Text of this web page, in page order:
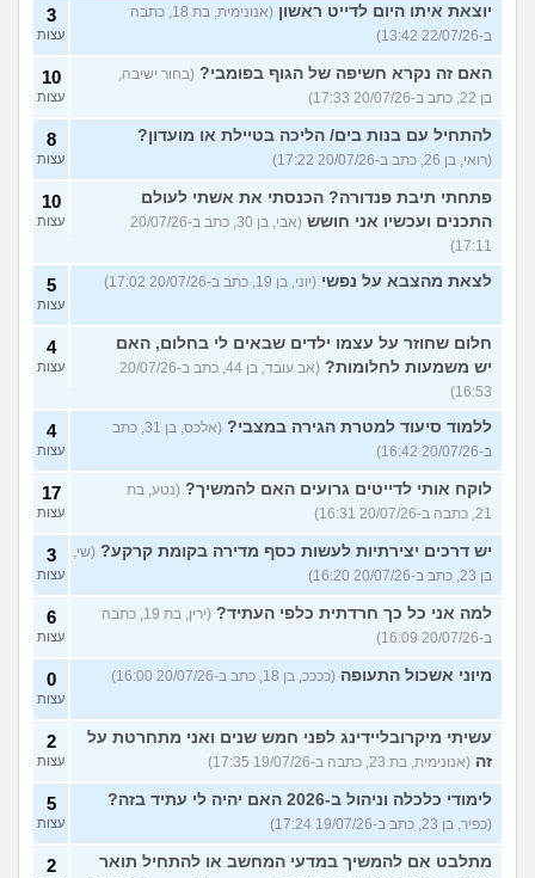
יוצאת איתו היום לדייט ראשון
(אנונימית, בת 18, כתבה
ב-22/07/26 13:42)
3
עצות
האם זה נקרא חשיפה של הגוף בפומבי? (בחור ישיבה,
בן 22, כתב ב-20/07/26 17:33)
10
עצות
להתחיל עם בנות בים/ הליכה בטיילת או מועדון?
(רואי, בן 26, כתב ב-20/07/26 17:22)
8
עצות
פתחתי תיבת פנדורה? הכנסתי את אשתי לעולם
התכנים ועכשיו אני חושש
(אבי, בן 30, כתב ב-20/07/26
17:11)
10
עצות
לצאת מהצבא על נפשי (יוני, בן 19, כתב ב-20/07/26 17:02) 5
עצות
חלום שחוזר על עצמו ילדים שבאים לי בחלום, האם
יש משמעות לחלומות?
(אב עובד, בן 44, כתב ב-20/07/26
16:53)
4
עצות
ללמוד סיעוד למטרת הגירה במצבי?
(אלכס, בן 31, כתב
ב-20/07/26 16:42)
4
עצות
לוקח אותי לדייטים גרועים האם להמשיך? (נטע, בת
21, כתבה ב-20/07/26 16:31)
17
עצות
יש דרכים יצירתיות לעשות כסף מדירה בקומת קרקע? (שי,
בן 23, כתב ב-20/07/26 16:20)
3
עצות
למה אני כל כך חרדתית כלפי העתיד?
(ירין, בת 19, כתבה
ב-20/07/26 16:09)
6
עצות
מיוני אשכול התעופה (ככככ, בן 18, כתב ב-20/07/26 16:00) 0
עצות
עשיתי מיקרובליידינג לפני חמש שנים ואני מתחרטת על
זה (אנונימית, בת 23, כתבה ב-19/07/26 17:35)
2
עצות
לימודי כלכלה וניהול ב-2026 האם יהיה לי עתיד בזה?
(כפיר, בן 23, כתב ב-19/07/26 17:24)
5
עצות
מתלבט אם להמשיך במדעי המחשב או להתחיל תואר
2